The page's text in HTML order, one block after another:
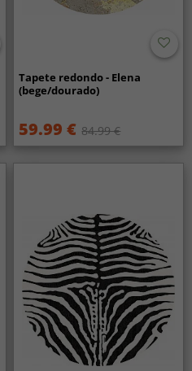
Tapete redondo - Elena
(bege/dourado)
59.99 € 84.99 €